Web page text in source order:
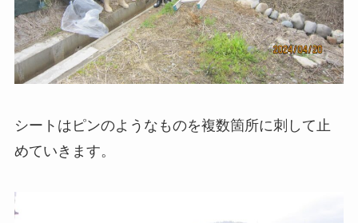
シートはピンのようなものを複数箇所に刺して止
めていきます。